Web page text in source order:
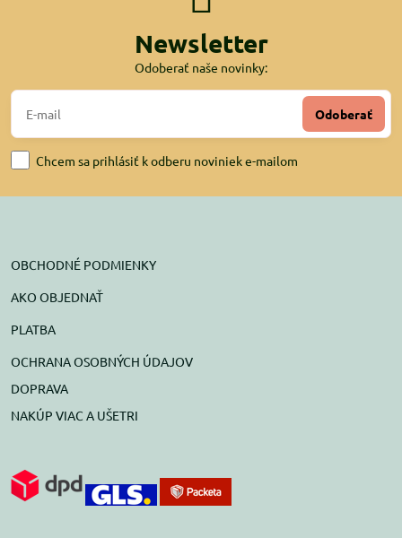
Newsletter
Odoberať naše novinky:
Odoberať
Chcem sa prihlásiť k odberu noviniek e-mailom
OBCHODNÉ PODMIENKY
AKO OBJEDNAŤ
PLATBA
OCHRANA OSOBNÝCH ÚDAJOV
DOPRAVA
NAKÚP VIAC A UŠETRI